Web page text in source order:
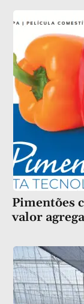
Pimentões
valor